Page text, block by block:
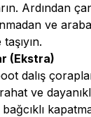
Ardından
ve
(Ekstra)
dalış
ve
bağcıklı